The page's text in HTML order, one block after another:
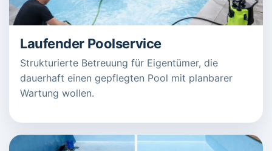
Laufender Poolservice
Strukturierte Betreuung für Eigentümer, die
dauerhaft einen gepflegten Pool mit planbarer
Wartung wollen.